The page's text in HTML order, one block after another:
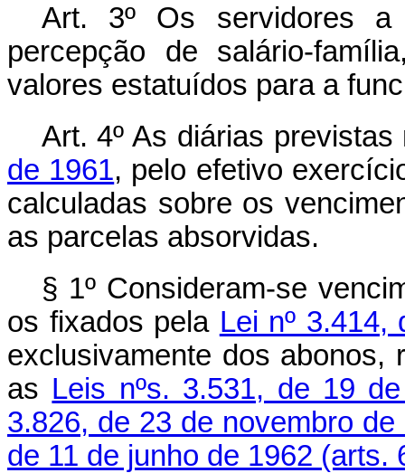
Art. 3º Os servidores
percepção de salário-
valores estatuídos para a
Art. 4º As diárias
de 1961, pelo efetivo
calculadas sobre os
as parcelas absorvidas.
§ 1º Consideram-se
os fixados pela Lei nº 3.414,
exclusivamente dos abonos,
as Leis nºs. 3.531, de 19
3.826, de 23 de novembro de
de 11 de junho de 1962 (arts.